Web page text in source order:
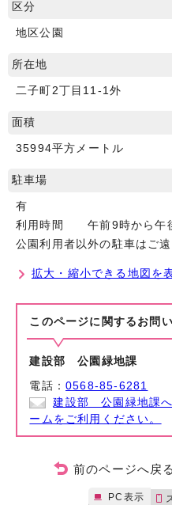
区分
地区公園
所在地
二子町2丁目11-1外
面積
35994平方メートル
駐車場
有
利用時間 午前9時から午
公園利用者以外の駐車はご遠
拡大・縮小できる地図を
このページに関する お問
建設部 公園緑地課
電話：0568-85-6281
建設部 公園緑地課へ
ームをご利用ください。
前のページへ戻る
PC表示